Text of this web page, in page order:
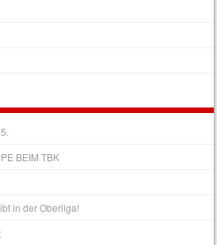
BEIM TBK
in der Oberliga!